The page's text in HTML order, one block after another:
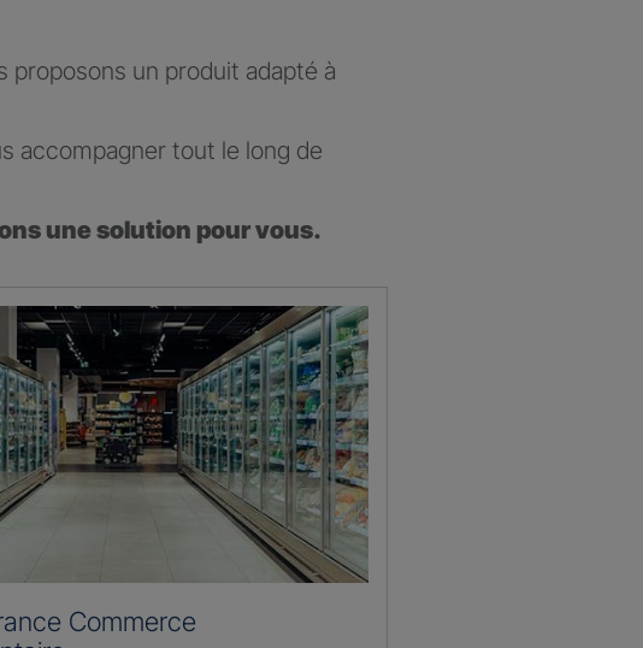
proposons un produit adapté à
accompagner tout le long de
une solution pour vous.
Commerce